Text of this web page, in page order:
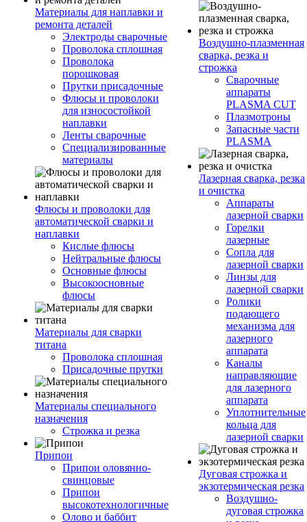
Материалы для наплавки и
ремонта деталей
Электроды сварочные
Проволока сплошная
Проволока
порошковая
Прутки присадочные
Флюсы и проволоки
для износостойкой
наплавки
Ленты сварочные
Специализированные
материалы
Флюсы и проволоки для
автоматической сварки и
наплавки
Кислые флюсы
Нейтральные флюсы
Основные флюсы
Высокоосновные
флюсы
Материалы для сварки
титана
Проволока сплошная
Присадочные прутки
Материалы специального
назначения
Строжка и резка
Припои
Припои оловянно-
свинцовые
Припои
высокотехнологичные
Олово и баббит
Воздушно-плазменная
сварка, резка и
строжка
Сварочные
аппараты
PLASMA CUT
Плазмотроны
Запасные части
PLASMA
Лазерная сварка, резка
и очистка
Аппараты
лазерной сварки
Горелки
лазерные
Сопла для
лазерной сварки
Линзы для
лазерной сварки
Ролики
подающего
механизма для
лазерного
аппарата
Каналы
направляющие
для лазерного
аппарата
Уплотнительные
кольца для
лазерной сварки
Дуговая строжка и
экзотермическая резка
Воздушно-
дуговая строжка